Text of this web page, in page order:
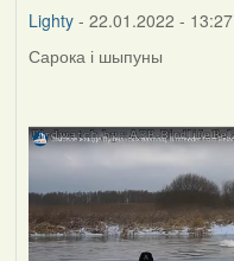
Lighty- 22.01.2022 - 13:27
Сарока і шыпуны